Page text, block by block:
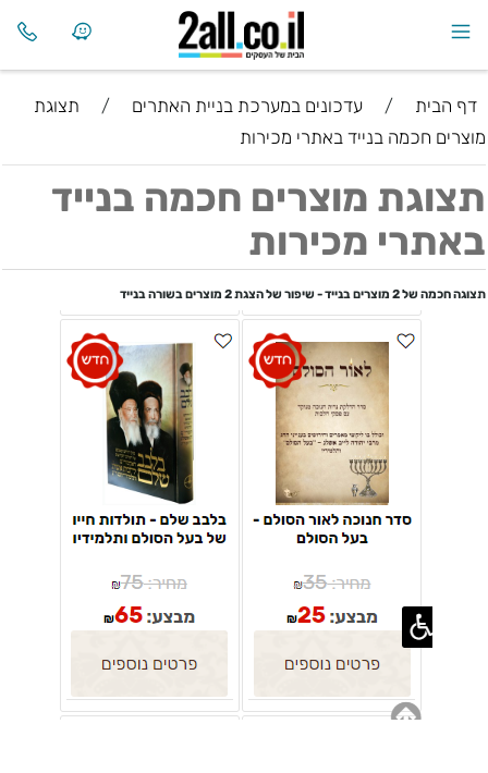
דף הבית / עדכונים במערכת בניית האתרים /
תצוגת
מוצרים חכמה בנייד באתרי מכירות
תצוגת מוצרים חכמה בנייד
באתרי מכירות
תצוגה חכמה של 2 מוצרים בנייד - שיפור של הצגת 2 מוצרים בשורה בנייד